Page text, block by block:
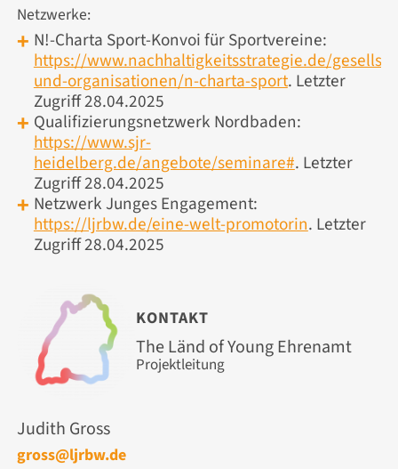
KONTAKT
The Länd of Young Ehrenamt
Projektleitung
Judith Gross
gross@ljrbw.de
Netzwerke:
N!-Charta Sport-Konvoi für Sportvereine:
https://www.nachhaltigkeitsstrategie.de/
und-organisationen/n-charta-sport. Letzter
Zugriff 28.04.2025
Qualifizierungsnetzwerk Nordbaden:
https://www.sjr-
heidelberg.de/angebote/seminare#. Letzter
Zugriff 28.04.2025
Netzwerk Junges Engagement:
https://ljrbw.de/eine-welt-promotorin. Letzter
Zugriff 28.04.2025